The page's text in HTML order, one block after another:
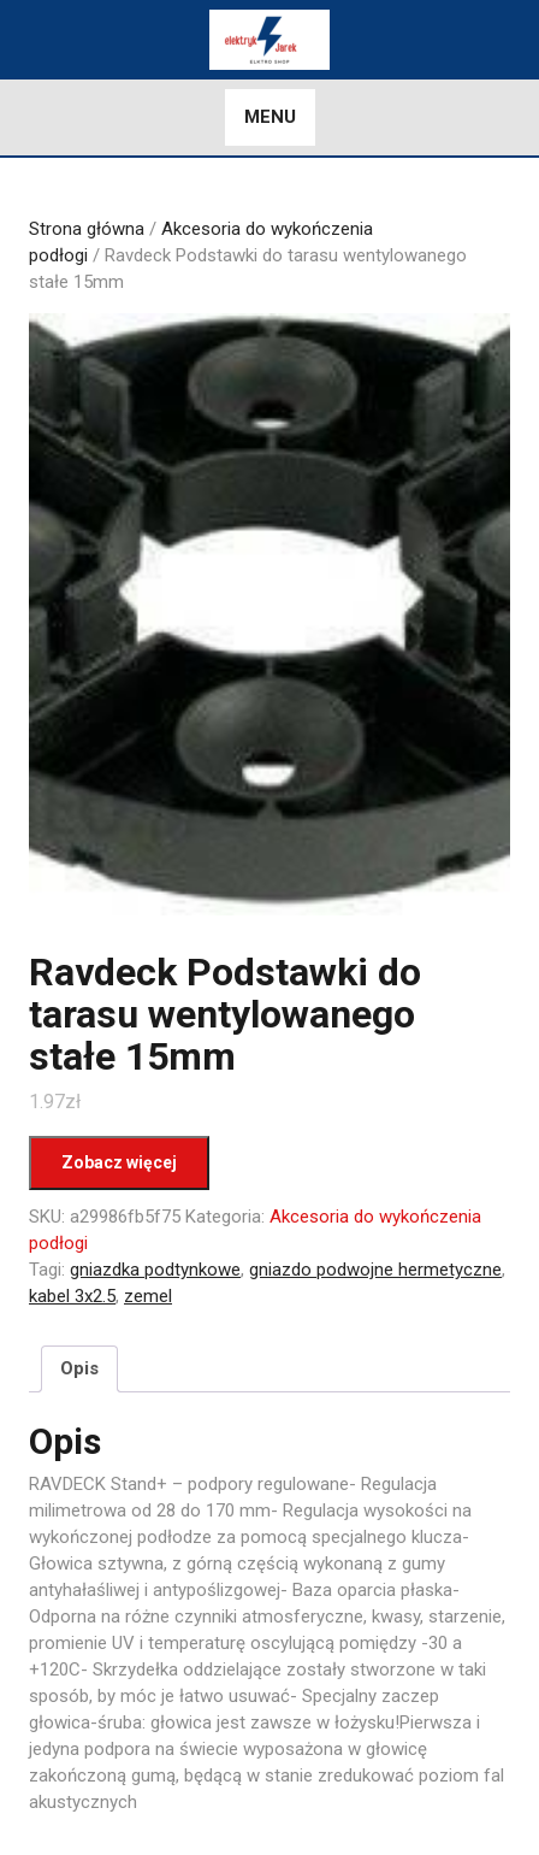
MENU
Strona główna / Akcesoria do wykończenia
podłogi / Ravdeck Podstawki do tarasu wentylowanego
stałe 15mm
Ravdeck Podstawki do
tarasu wentylowanego
stałe 15mm
1.97zł
Zobacz więcej
SKU: a29986fb5f75 Kategoria: Akcesoria do wykończenia
podłogi
Tagi: gniazdka podtynkowe, gniazdo podwojne hermetyczne,
kabel 3x2.5, zemel
Opis
Opis
RAVDECK Stand+ – podpory regulowane- Regulacja
milimetrowa od 28 do 170 mm- Regulacja wysokości na
wykończonej podłodze za pomocą specjalnego klucza-
Głowica sztywna, z górną częścią wykonaną z gumy
antyhałaśliwej i antypoślizgowej- Baza oparcia płaska-
Odporna na różne czynniki atmosferyczne, kwasy, starzenie,
promienie UV i temperaturę oscylującą pomiędzy -30 a
+120C- Skrzydełka oddzielające zostały stworzone w taki
sposób, by móc je łatwo usuwać- Specjalny zaczep
głowica-śruba: głowica jest zawsze w łożysku!Pierwsza i
jedyna podpora na świecie wyposażona w głowicę
zakończoną gumą, będącą w stanie zredukować poziom fal
akustycznych